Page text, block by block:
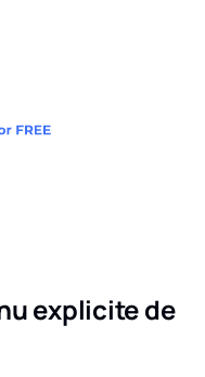
explicite de